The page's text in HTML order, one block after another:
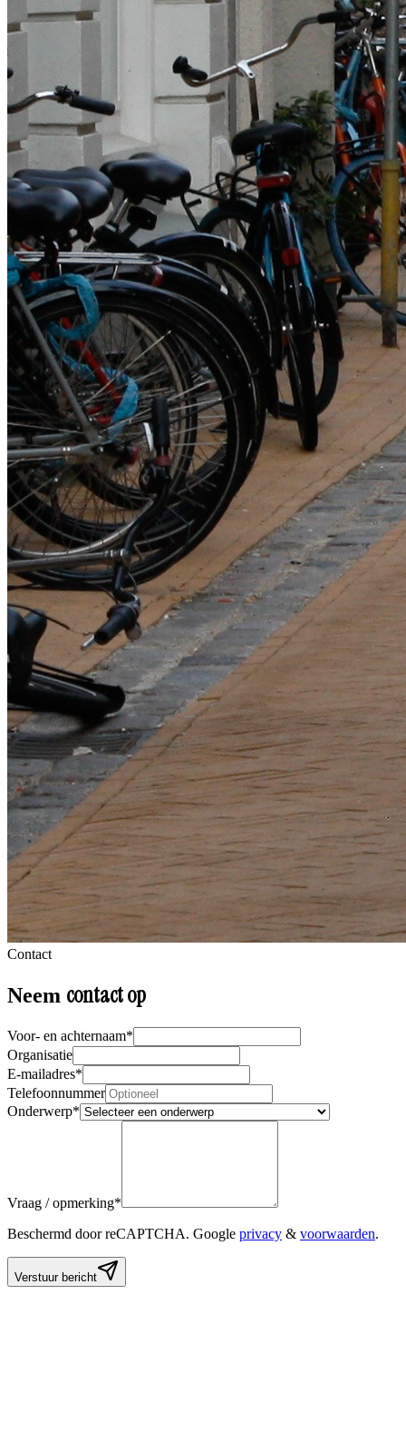
Contact
Neem contact op
Voor- en achternaam*
Organisatie
E-mailadres*
Telefoonnummer
Onderwerp*
Vraag / opmerking*
Beschermd door reCAPTCHA. Google privacy & voorwaarden.
Verstuur bericht